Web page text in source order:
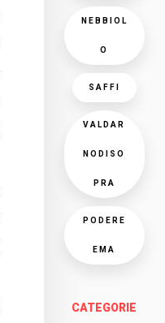
NEBBIOL
O
SAFFI
VALDAR
NODISO
PRA
PODERE
EMA
CATEGORIE